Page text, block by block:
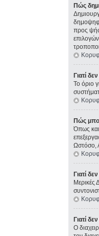
Πώς
προς
Γιατί
Το όριο
Πώς
Όπως
Ωστόσο,
Γιατί
Μερικές
Γιατί
Ο